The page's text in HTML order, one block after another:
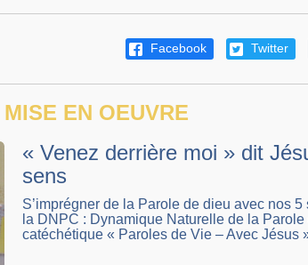
Facebook Twitter
EN OEUVRE
« Venez derrière moi » dit
sens
S’imprégner de la Parole de dieu avec nos
la DNPC : Dynamique Naturelle de la
catéchétique « Paroles de Vie – Avec Jésus